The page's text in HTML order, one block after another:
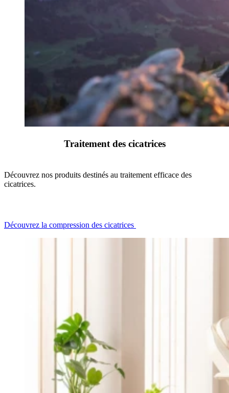
Traitement des cicatrices
Découvrez nos produits destinés au traitement efficace des
cicatrices.
Découvrez la compression des cicatrices